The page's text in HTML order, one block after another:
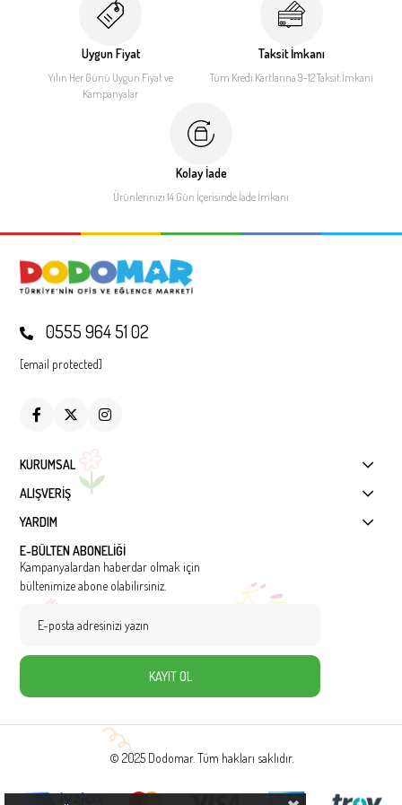
Uygun Fiyat
Yılın Her Günü Uygun Fiyatve
Kampanyalar
Taksit İmkanı
Tüm Kredi Kartlarına 9-12Taksit İmkanı
Kolay İade
Ürünlerinizi 14 Gün İçerisinde İade İmkanı
0555 964 51 02
[email protected]
KURUMSAL
ALIŞVERİŞ
YARDIM
E-BÜLTEN ABONELİĞİ
Kampanyalardan haberdar olmak için
bültenimize abone olabilirsiniz.
KAYIT OL
© 2025 Dodomar. Tüm hakları saklıdır.